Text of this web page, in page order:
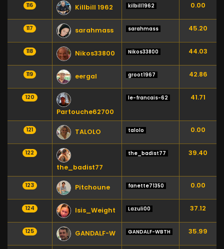
116 Killbill 1962 kilbill1962 0.00
117 sarahmass sarahmass 45.20
118 Nikos33800 Nikos33800 44.03
119 eergal groot1967 42.86
120
Partouche62700
le-francais-62 41.71
121 TALOLO talolo 0.00
122
the_badist77
the_badist77 39.40
123 Pitchoune fanette71350 0.00
124 Isis_Weight Lazuli00 37.12
125 GANDALF-W GANDALF-WBTH 35.99